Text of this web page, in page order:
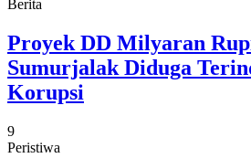
Berita
Proyek DD Milyaran
Sumurjalak Diduga
Korupsi
9
Peristiwa